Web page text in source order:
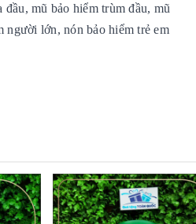
mũ bảo hiểm trùm đầu, mũ
người lớn, nón bảo hiểm trẻ em